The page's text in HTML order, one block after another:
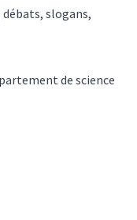
slogans,
de science